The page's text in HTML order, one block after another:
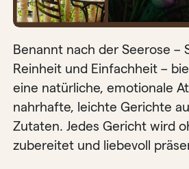
Benannt nach der Seerose –
Reinheit und Einfachheit –
eine natürliche, emotionale
nahrhafte, leichte Gerichte
Zutaten. Jedes Gericht wird
zubereitet und liebevoll